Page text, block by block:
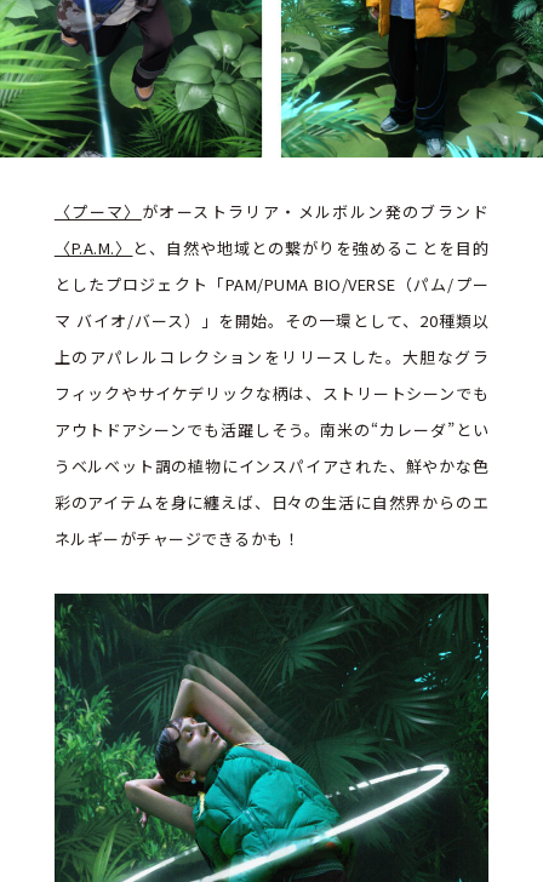
〈プーマ〉 がオーストラリア・メルボルン発のブランド
〈P.A.M.〉 と、自然や地域との繋がりを強めることを目的
としたプロジェクト「PAM/PUMA BIO/VERSE（パム/プー
マ バイオ/バース）」を開始。その一環として、20種類以
上のアパレルコレクションをリリースした。大胆なグラ
フィックやサイケデリックな柄は、ストリートシーンでも
アウトドアシーンでも活躍しそう。南米の“カレーダ”とい
うベルベット調の植物にインスパイアされた、鮮やかな色
彩のアイテムを身に纏えば、日々の生活に自然界からのエ
ネルギーがチャージできるかも！